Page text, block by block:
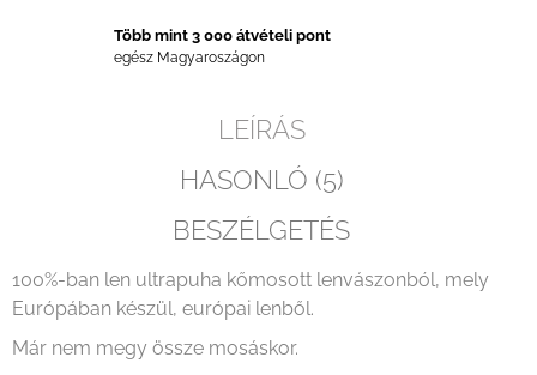
Több mint 3 000 átvételi pont
egész Magyaroszágon
LEÍRÁS
HASONLÓ (5)
BESZÉLGETÉS
100%-ban len ultrapuha kőmosott lenvászonból, mely
Európában készül, európai lenből.
Már nem megy össze mosáskor.